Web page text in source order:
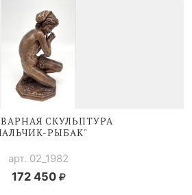
СКУЛЬПТУРА
РЫБАК"
арт. 02_1982
172 450